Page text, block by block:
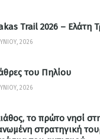
Trail 2026 – Ελάτη
2026
του Πηλίου
2026
το πρώτο νησί
στρατηγική